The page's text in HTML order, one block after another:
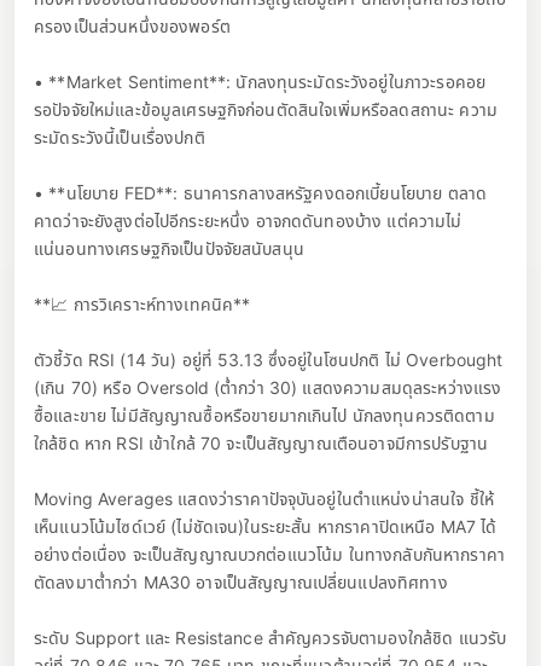
ครองเป็นส่วนหนึ่งของพอร์ต
• **Market Sentiment**: นักลงทุนระมัดระวังอยู่ในภาวะรอคอย
รอปัจจัยใหม่และข้อมูลเศรษฐกิจก่อนตัดสินใจเพิ่มหรือลดสถานะ ความ
ระมัดระวังนี้เป็นเรื่องปกติ
• **นโยบาย FED**: ธนาคารกลางสหรัฐคงดอกเบี้ยนโยบาย ตลาด
คาดว่าจะยังสูงต่อไปอีกระยะหนึ่ง อาจกดดันทองบ้าง แต่ความไม่
แน่นอนทางเศรษฐกิจเป็นปัจจัยสนับสนุน
**📈 การวิเคราะห์ทางเทคนิค**
ตัวชี้วัด RSI (14 วัน) อยู่ที่ 53.13 ซึ่งอยู่ในโซนปกติ ไม่ Overbought
(เกิน 70) หรือ Oversold (ต่ำกว่า 30) แสดงความสมดุลระหว่างแรง
ซื้อและขาย ไม่มีสัญญาณซื้อหรือขายมากเกินไป นักลงทุนควรติดตาม
ใกล้ชิด หาก RSI เข้าใกล้ 70 จะเป็นสัญญาณเตือนอาจมีการปรับฐาน
Moving Averages แสดงว่าราคาปัจจุบันอยู่ในตำแหน่งน่าสนใจ ชี้ให้
เห็นแนวโน้มไซด์เวย์ (ไม่ชัดเจน)ในระยะสั้น หากราคาปิดเหนือ MA7 ได้
อย่างต่อเนื่อง จะเป็นสัญญาณบวกต่อแนวโน้ม ในทางกลับกันหากราคา
ตัดลงมาต่ำกว่า MA30 อาจเป็นสัญญาณเปลี่ยนแปลงทิศทาง
ระดับ Support และ Resistance สำคัญควรจับตามองใกล้ชิด แนวรับ